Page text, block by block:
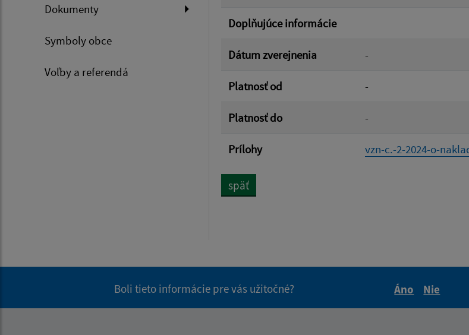
Dokumenty
Symboly obce
Voľby a referendá
Doplňujúce informácie
Dátum zverejnenia -
Platnosť od -
Platnosť do -
Prílohy vzn-c.-2-2024-o-
späť
Boli tieto informácie pre vás užitočné?
Áno
Nie